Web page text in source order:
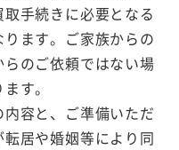
手続きに必要となる
ます。ご家族からの
のご依頼ではない場
す。
容と、ご準備いただ
居や婚姻等により同